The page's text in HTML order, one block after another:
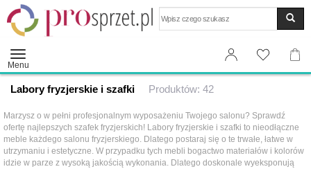
Menu
Labory fryzjerskie i szafki Produktów: 42
Marzysz o w pełni profesjonalnym wyposażeniu Twojego salonu? Sprawdź
ofertę najlepszych szafek fryzjerskich! Labory fryzjerskie i szafki to nieodłączne
meble każdego salonu fryzjerskiego. Dlatego postaraj się o te trwałe, łatwe w
utrzymaniu i estetyczne. W przypadku tych mebli bogactwo materiałów i kolorów
idzie w parze z wysoką jakością wykonania. Dlatego doskonale wyeksponują